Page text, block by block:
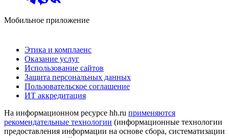
Мобильное приложение
Этика и комплаенс
Оказание услуг
Использование сайтов
Защита персональных данных
Пользовательское соглашение
ИТ аккредитация
На информационном ресурсе hh.ru применяются
рекомендательные технологии (информационные технологии
предоставления информации на основе сбора, систематизации